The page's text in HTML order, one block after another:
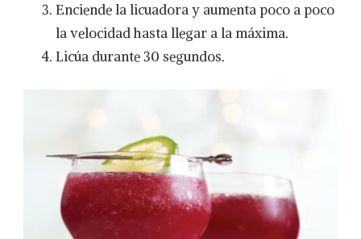
Enciende la licuadora y aumenta poco a poco
la velocidad hasta llegar a la máxima.
Licúa durante 30 segundos.